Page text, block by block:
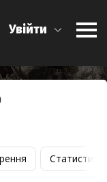
Увійти
Статистика